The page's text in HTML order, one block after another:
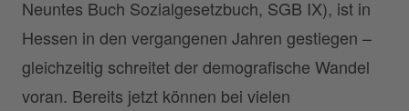
Neuntes Buch Sozialgesetzbuch, SGB IX), ist in
Hessen in den vergangenen Jahren gestiegen –
gleichzeitig schreitet der demografische Wandel
voran. Bereits jetzt können bei vielen